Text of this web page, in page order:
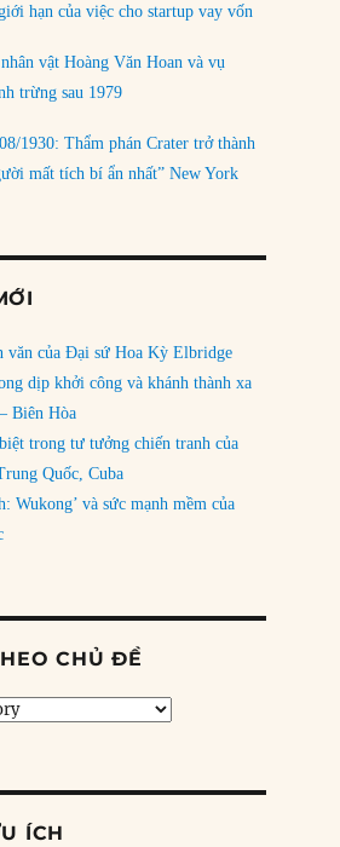
hạn của việc cho startup vay vốn
vật Hoàng Văn Hoan và vụ
trừng sau 1979
1930: Thẩm phán Crater trở thành
mất tích bí ẩn nhất” New York
văn của Đại sứ Hoa Kỳ Elbridge
dịp khởi công và khánh thành xa
Biên Hòa
trong tư tưởng chiến tranh của
Quốc, Cuba
Wukong’ và sức mạnh mềm của
CHỦ ĐỀ
ÍCH